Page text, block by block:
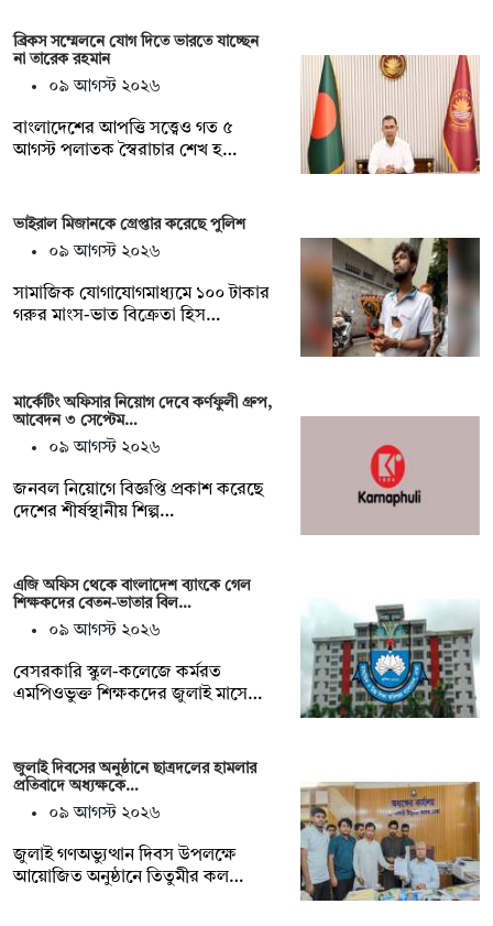
ব্রিকস সম্মেলনে যোগ দিতে ভারতে যাচ্ছেন
না তারেক রহমান
০৯ আগস্ট ২০২৬
বাংলাদেশের আপত্তি সত্ত্বেও গত ৫
আগস্ট পলাতক স্বৈরাচার শেখ হ…
ভাইরাল মিজানকে গ্রেপ্তার করেছে পুলিশ
০৯ আগস্ট ২০২৬
সামাজিক যোগাযোগমাধ্যমে ১০০ টাকার
গরুর মাংস-ভাত বিক্রেতা হিস…
মার্কেটিং অফিসার নিয়োগ দেবে কর্ণফুলী গ্রুপ,
আবেদন ৩ সেপ্টেম…
০৯ আগস্ট ২০২৬
জনবল নিয়োগে বিজ্ঞপ্তি প্রকাশ করেছে
দেশের শীর্ষস্থানীয় শিল্প…
এজি অফিস থেকে বাংলাদেশ ব্যাংকে গেল
শিক্ষকদের বেতন-ভাতার বিল…
০৯ আগস্ট ২০২৬
বেসরকারি স্কুল-কলেজে কর্মরত
এমপিওভুক্ত শিক্ষকদের জুলাই মাসে…
জুলাই দিবসের অনুষ্ঠানে ছাত্রদলের হামলার
প্রতিবাদে অধ্যক্ষকে…
০৯ আগস্ট ২০২৬
জুলাই গণঅভ্যুত্থান দিবস উপলক্ষে
আয়োজিত অনুষ্ঠানে তিতুমীর কল…